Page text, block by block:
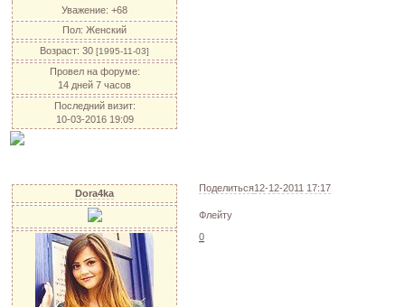
Уважение: +68
Пол: Женский
Возраст: 30 [1995-11-03]
Провел на форуме:
14 дней 7 часов
Последний визит:
10-03-2016 19:09
Поделиться12-12-2011 17:17
Dora4ka
Флейту
0